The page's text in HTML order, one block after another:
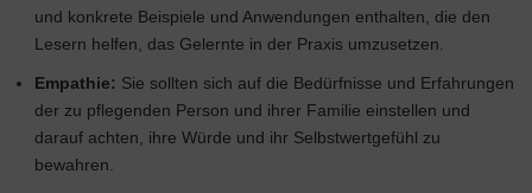
und konkrete Beispiele und Anwendungen enthalten, die den
Lesern helfen, das Gelernte in der Praxis umzusetzen.
Empathie: Sie sollten sich auf die Bedürfnisse und Erfahrungen
der zu pflegenden Person und ihrer Familie einstellen und
darauf achten, ihre Würde und ihr Selbstwertgefühl zu
bewahren.